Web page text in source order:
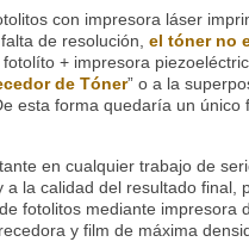
con impresora láser
de resolución, el tóner no
+ impresora
de Tóner” o a la
esta forma quedaría un único
en cualquier trabajo de
la calidad del resultado final,
fotolitos mediante impresora
y film de máxima